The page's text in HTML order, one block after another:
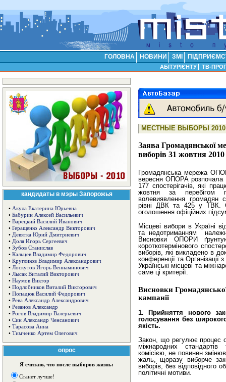
ГОЛОВНА НОВИНИ ЗМІ
АБІТУРІЄНТУ ТВ-
кандидаты в мэры Запорожья
• Акула Екатерина Юрьевна
• Бабурин Алексей Васильевич
• Варецкий Василий Иванович
• Геращенко Александр Викторович
• Девятка Юрий Дмитриевич
• Доля Игорь Сергеевич
• Зубов Станислав
• Кальцев Владимир Федорович
• Кругликов Владимир Александрович
• Лоскутов Игорь Вениаминович
• Лысак Виталий Викторович
• Наумов Виктор
• Подлобников Виталий Викторович
• Попадюк Василий Федорович
• Рева Александр Александрович
• Резанов Александр
• Рогов Владимир Валерьевич
• Син Александр Ченсанович
• Тарасова Анна
• Тимченко Артем Олегович
опрос
Я считаю, что после выборов жизнь:
Станет лучше!
МЕСТНЫЕ ВЫБОРЫ
Заява Громадянської
виборів 31 жовтня
Громадянська мережа
вересня ОПОРА розпочала
177 спостерігачів, які
жовтня за перебігом
волевиявлення громадян
рівні ДВК та 425 у ТВК.
оголошення офіційних
Місцеві вибори в Україні
та недотриманням
Висновки ОПОРИ
короткотермінового
виборів, які викладено в
конференції та
Українські місцеві та
саме ці критерії.
Висновки
кампанії
1. Прийняття нового
голосування без
якість.
Закон, що регулює процес
міжнародних стандартів
комісією, не повинен
жаль, щоразу виборче
виборів, без відповідного
політичні мотиви.